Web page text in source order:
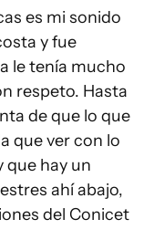
es mi sonido
y fue
le tenía mucho
respeto. Hasta
de que lo que
que ver con lo
que hay un
ahí abajo,
del Conicet